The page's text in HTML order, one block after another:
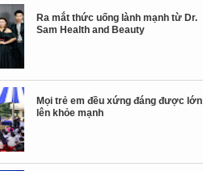
Ra mắt thức uống lành mạnh từ Dr.
Sam Health and Beauty
Mọi trẻ em đều xứng đáng được lớn
lên khỏe mạnh